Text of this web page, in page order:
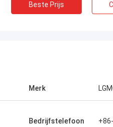
Beste Prijs
Merk
Bedrijfstelefoon